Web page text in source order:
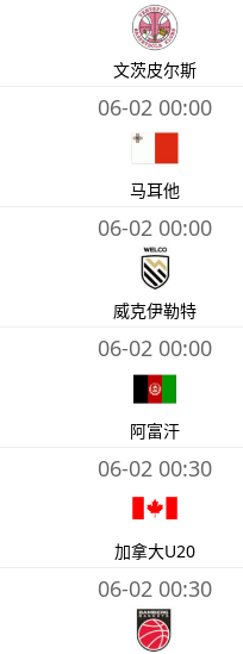
文茨皮尔斯
06-02 00:00
马耳他
06-02 00:00
威克伊勒特
06-02 00:00
阿富汗
06-02 00:30
加拿大U20
06-02 00:30